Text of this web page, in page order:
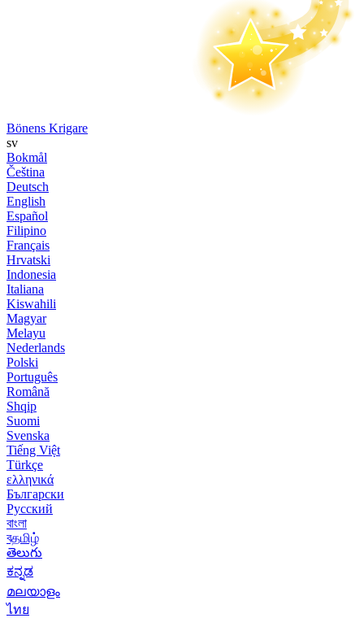
Bönens Krigare
sv
Bokmål
Čeština
Deutsch
English
Español
Filipino
Français
Hrvatski
Indonesia
Italiana
Kiswahili
Magyar
Melayu
Nederlands
Polski
Português
Română
Shqip
Suomi
Svenska
Tiếng Việt
Türkçe
ελληνικά
Български
Русский
বাংলা
বதமிழ்
తెలుగు
ಕನ್ನಡ
മലയാളം
ไทย